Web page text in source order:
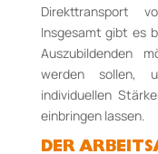
Direkttransport
Insgesamt gibt es
Auszubildenden
werden sollen,
individuellen
einbringen lassen.
DER